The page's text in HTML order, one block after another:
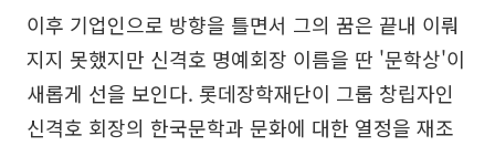
이후 기업인으로 방향을 틀면서 그의 꿈은 끝내 이뤄
지지 못했지만 신격호 명예회장 이름을 딴 '문학상'이
새롭게 선을 보인다. 롯데장학재단이 그룹 창립자인
신격호 회장의 한국문학과 문화에 대한 열정을 재조